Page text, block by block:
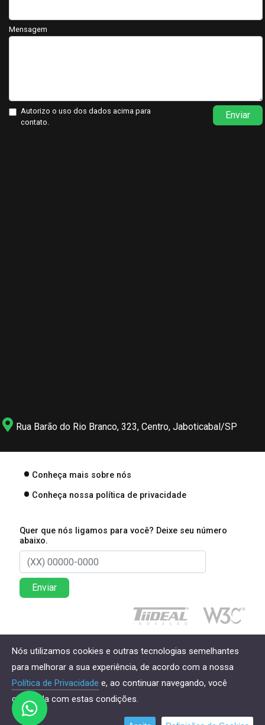
Mensagem
Autorizo o uso dos dados acima para
contato.
Enviar
Rua Barão do Rio Branco, 323, Centro, Jaboticabal/SP
Conheça mais sobre nós
Conheça nossa política de privacidade
Quer que nós ligamos para você? Deixe seu número
abaixo.
Enviar
Direitos reservados à Lima Associados Contabilidade
Empresarial - 2026
Nós utilizamos cookies e outras tecnologias semelhantes
para melhorar a sua experiência, de acordo com a nossa
Política de Privacidade e, ao continuar navegando, você
concorda com estas condições.